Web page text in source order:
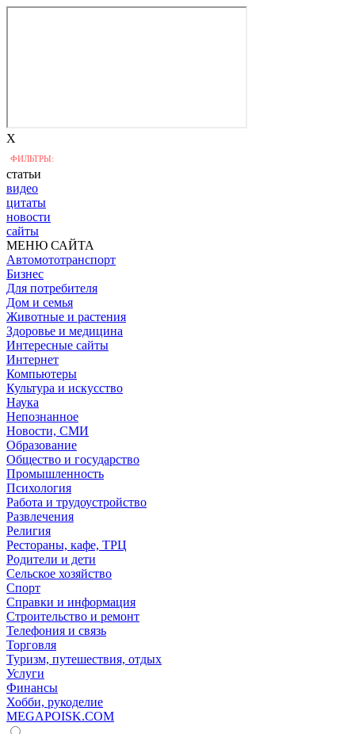
X
ФИЛЬТРЫ:
статьи
видео
цитаты
новости
сайты
МЕНЮ САЙТА
Автомототранспорт
Бизнес
Для потребителя
Дом и семья
Животные и растения
Здоровье и медицина
Интересные сайты
Интернет
Компьютеры
Культура и искусство
Наука
Непознанное
Новости, СМИ
Образование
Общество и государство
Промышленность
Психология
Работа и трудоустройство
Развлечения
Религия
Рестораны, кафе, ТРЦ
Родители и дети
Сельское хозяйство
Спорт
Справки и информация
Строительство и ремонт
Телефония и связь
Торговля
Туризм, путешествия, отдых
Услуги
Финансы
Хобби, рукоделие
MEGAPOISK.COM